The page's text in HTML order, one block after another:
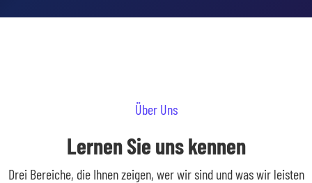
Über Uns
Lernen Sie uns kennen
Drei Bereiche, die Ihnen zeigen, wer wir sind und was wir leisten